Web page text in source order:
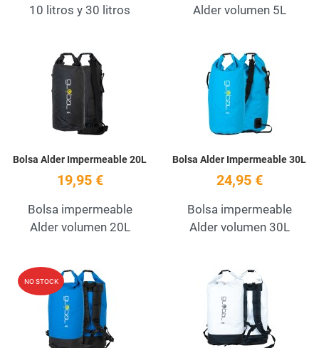
10 litros y 30 litros
Alder volumen 5L
Add to Wishlist
Quick View
Bolsa Alder Impermeable 20L
19,95 €
Bolsa impermeable
Alder volumen 20L
Bolsa Alder Impermeable 30L
24,95 €
Bolsa impermeable
Alder volumen 30L
NO STOCK Add to Wishlist